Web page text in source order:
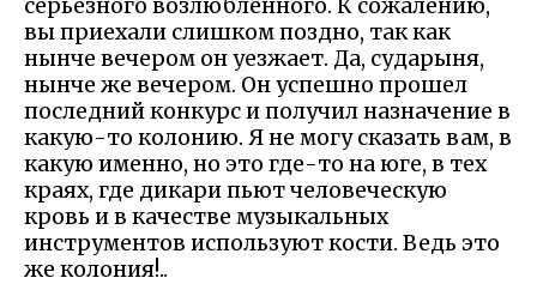
серьезного возлюбленного. К сожалению,
вы приехали слишком поздно, так как
нынче вечером он уезжает. Да, сударыня,
нынче же вечером. Он успешно прошел
последний конкурс и получил назначение в
какую-то колонию. Я не могу сказать вам, в
какую именно, но это где-то на юге, в тех
краях, где дикари пьют человеческую
кровь и в качестве музыкальных
инструментов используют кости. Ведь это
же колония!..